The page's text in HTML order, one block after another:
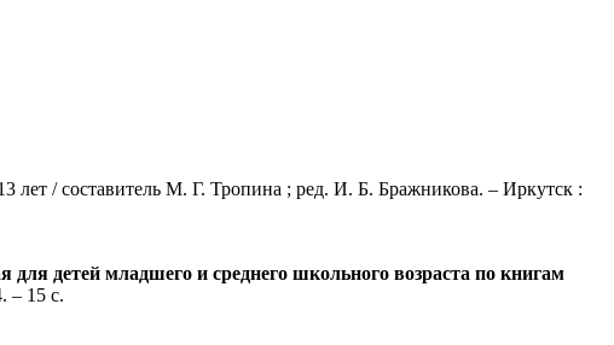
лет / составитель М. Г. Тропина ; ред. И. Б. Бражникова. – Иркутск :
детей младшего и среднего школьного возраста по книгам
– 15 с.